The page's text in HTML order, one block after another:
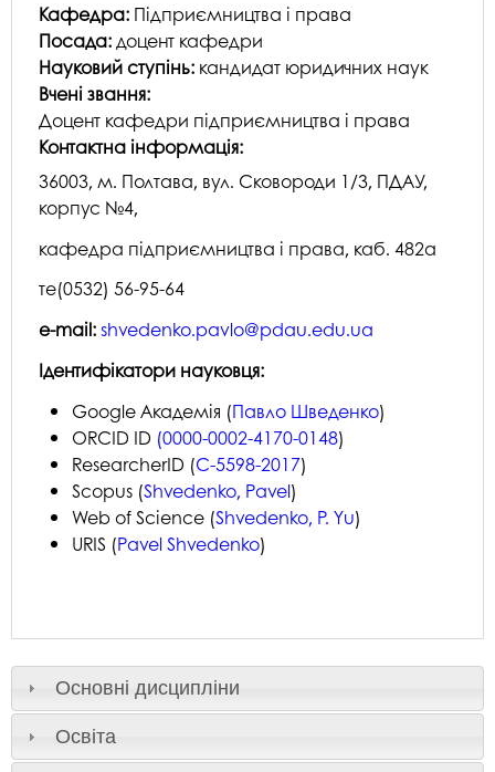
Кафедра: Підприємництва і права
Посада:доцент кафедри
Науковий ступінь: кандидат юридичних наук
Вчені звання:
Доцент кафедри підприємництва і права
Контактна інформація:
36003, м. Полтава, вул. Сковороди 1/3, ПДАУ,
корпус №4,
кафедра підприємництва і права, каб. 482а
те(0532) 56-95-64
e-mail:shvedenko.pavlo@pdau.edu.ua
Ідентифікатори науковця:
Google Академія (Павло Шведенко)
ORCID ID (0000-0002-4170-0148)
ResearcherID (C-5598-2017)
Scopus (Shvedenko, Pavel)
Web of Science (Shvedenko, P. Yu)
URIS (Pavel Shvedenko)
Основні дисципліни
Освіта